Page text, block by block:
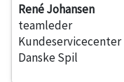
René Johansen
teamleder
Kundeservicecenter
Danske Spil